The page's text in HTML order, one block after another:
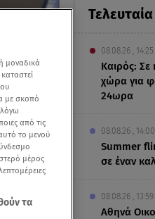
08.08.26 , 14:25
Καιρός: Σε
χώρα για
24ωρα
08.08.26 , 14:00
Summer
σε έναν
08.08.26 , 13:59
Αθηνά
μοναδικά
με σκοπό
από τις
το μενού
μέρος
τα